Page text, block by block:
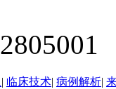
| 临床技术| 病例解析|